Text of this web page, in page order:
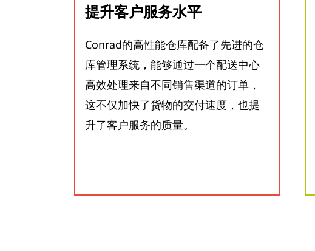
提升客户服务水平
Conrad的高性能仓库配备了先进的仓
库管理系统，能够通过一个配送中心
高效处理来自不同销售渠道的订单，
这不仅加快了货物的交付速度，也提
升了客户服务的质量。